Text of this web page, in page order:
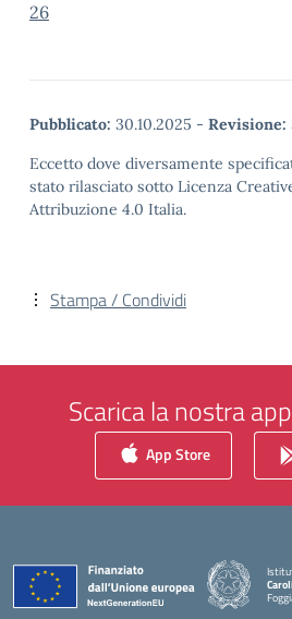
26
Pubblicato: 30.10.2025 - Revisione:
Eccetto dove diversamente
stato rilasciato sotto Licenza
Attribuzione 4.0 Italia.
Stampa / Condividi
Scarica la nostra
App Store
—